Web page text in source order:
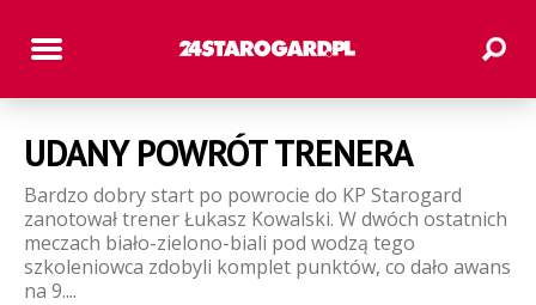
UDANY POWRÓT TRENERA
Bardzo dobry start po powrocie do KP Starogard
zanotował trener Łukasz Kowalski. W dwóch ostatnich
meczach biało-zielono-biali pod wodzą tego
szkoleniowca zdobyli komplet punktów, co dało awans
na 9....